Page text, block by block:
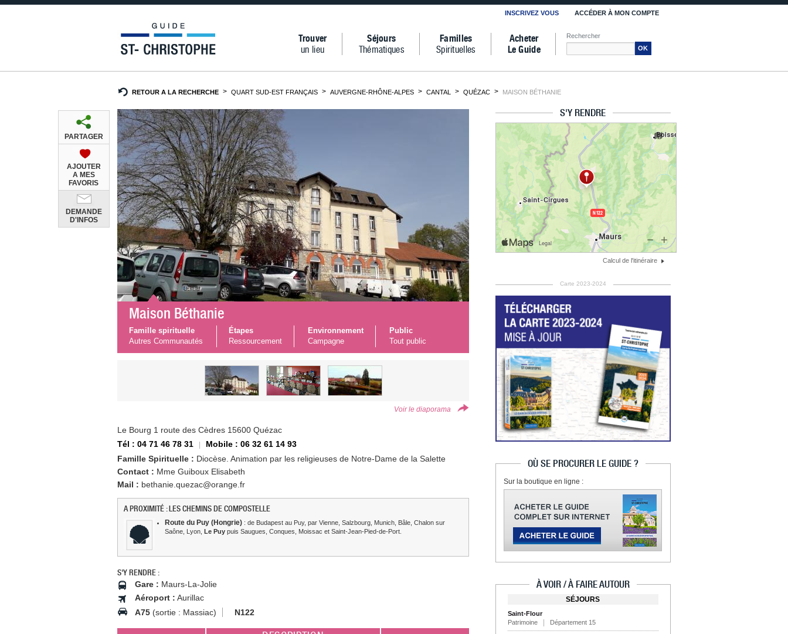
INSCRIVEZ VOUS ACCÉDER À MON COMPTE
Trouver
un lieu
Séjours
Thématiques
Familles
Spirituelles
Acheter
Le Guide
Rechercher
OK
RETOUR A LA RECHERCHE QUART SUD-EST FRANÇAIS AUVERGNE-RHÔNE-ALPES CANTAL QUÉZAC MAISON BÉTHANIE
Maison Béthanie
Famille spirituelle
Autres Communautés
Étapes
Ressourcement
Environnement
Campagne
Public
Tout public
Voir le diaporama
Le Bourg 1 route des Cèdres 15600 Quézac
Tél : 04 71 46 78 31
Mobile : 06 32 61 14 93
Famille Spirituelle : Diocèse. Animation par les religieuses de Notre-Dame de la Salette
Contact : Mme Guiboux Elisabeth
Mail : bethanie.quezac@orange.fr
A PROXIMITÉ : LES CHEMINS DE COMPOSTELLE
Route du Puy (Hongrie): de Budapest au Puy, par Vienne, Salzbourg, Munich, Bâle, Chalon sur
Saône, Lyon,
Le Puypuis Saugues, Conques, Moissac et Saint-Jean-Pied-de-Port.
S'Y RENDRE :
Gare : Maurs-La-Jolie
Aéroport : Aurillac
A75 (sortie : Massiac) N122
PARTAGER
AJOUTER
A MES
FAVORIS
DEMANDE
D'INFOS
S'Y RENDRE
Calcul de l'itinéraire
Carte 2023-2024
OÙ SE PROCURER LE GUIDE ?
Sur la boutique en ligne :
À VOIR / À FAIRE AUTOUR
SÉJOURS
Saint-Flour
Patrimoine
Département 15